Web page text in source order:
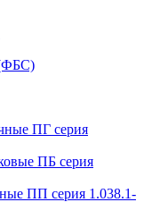
ПГ серия
ПБ серия
ПП серия 1.038.1-